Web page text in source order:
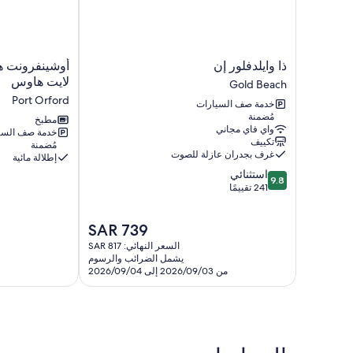
ذا
وايلدفلور
إن
Gold
Beach
ذا وايلدفلور إن
Gold Beach
خدمة صف السيارات
مُضمنة
واي فاي مجاني
تكييف
غرف بجدران عازلة للصوت
9.8
من
9.8 استثنائي
241 تقييمًا
السعر
الحالي
هو
SAR
739
SAR 739
السعر النهائي: SAR 817
يشمل الضرائب والرسوم
من 2026/09/03 إلى 2026/09/04
أوشينفرونت
هوم
إن
بورت
أورفورد
ذا
لايت
هاوس
أوشينفرونت
لايت هاوس
Port Orford
مطبخ
خدمة صف
مُضمنة
إطلالة مائية